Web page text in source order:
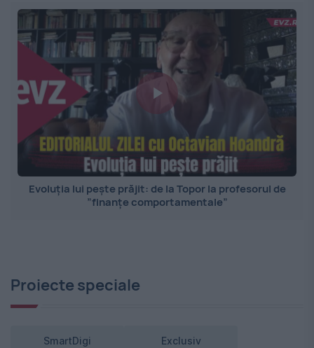
Evoluția lui pește prăjit: de la Topor la profesorul de
”finanțe comportamentale”
Proiecte speciale
SmartDigi Exclusiv